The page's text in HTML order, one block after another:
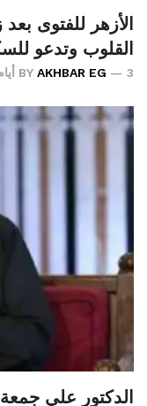
الأزهر للفتوى
القلوب وتدعو
BY AKHBAR EG 3 أيام AGO
الدكتور علي